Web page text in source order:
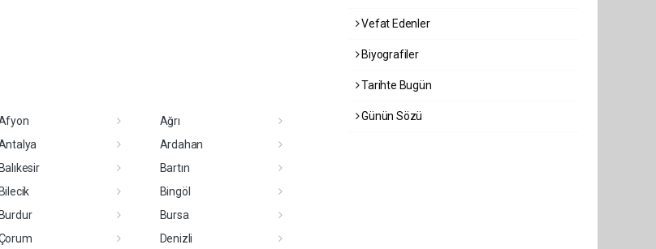
Ağrı
Ardahan
Bartın
Bingöl
Bursa
Denizli
Vefat Edenler
Biyografiler
Tarihte Bugün
Günün Sözü